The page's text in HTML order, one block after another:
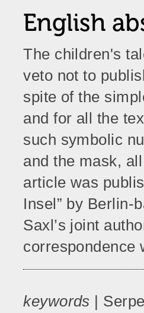
English
The children's
veto not to
spite of the
and for all the
such symbolic
and the mask,
article was
Insel” by Berlin-
Saxl’s joint
correspondence
keywords |